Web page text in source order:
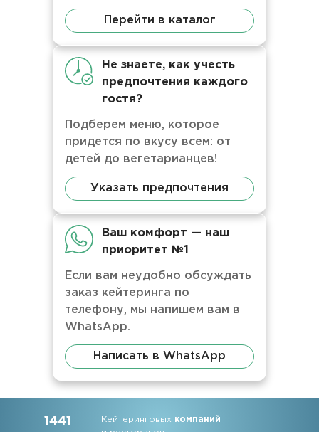
Перейти в каталог
Не знаете, как учесть
предпочтения каждого
гостя?
Подберем меню, которое
придется по вкусу всем: от
детей до вегетарианцев!
Указать предпочтения
Ваш комфорт — наш
приоритет №1
Если вам неудобно обсуждать
заказ кейтеринга по
телефону, мы напишем вам в
WhatsApp.
Написать в WhatsApp
1441 Кейтеринговых компаний